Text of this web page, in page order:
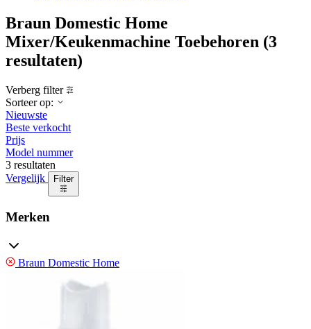
Braun Domestic Home
Mixer/Keukenmachine Toebehoren (3
resultaten)
Verberg filter
Sorteer op:
Nieuwste
Beste verkocht
Prijs
Model nummer
3 resultaten
Vergelijk
Filter
Merken
Braun Domestic Home